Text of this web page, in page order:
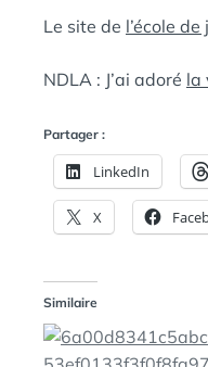
Le site de l’école
NDLA : J’ai adoré la
Partager :
LinkedIn
X
Similaire